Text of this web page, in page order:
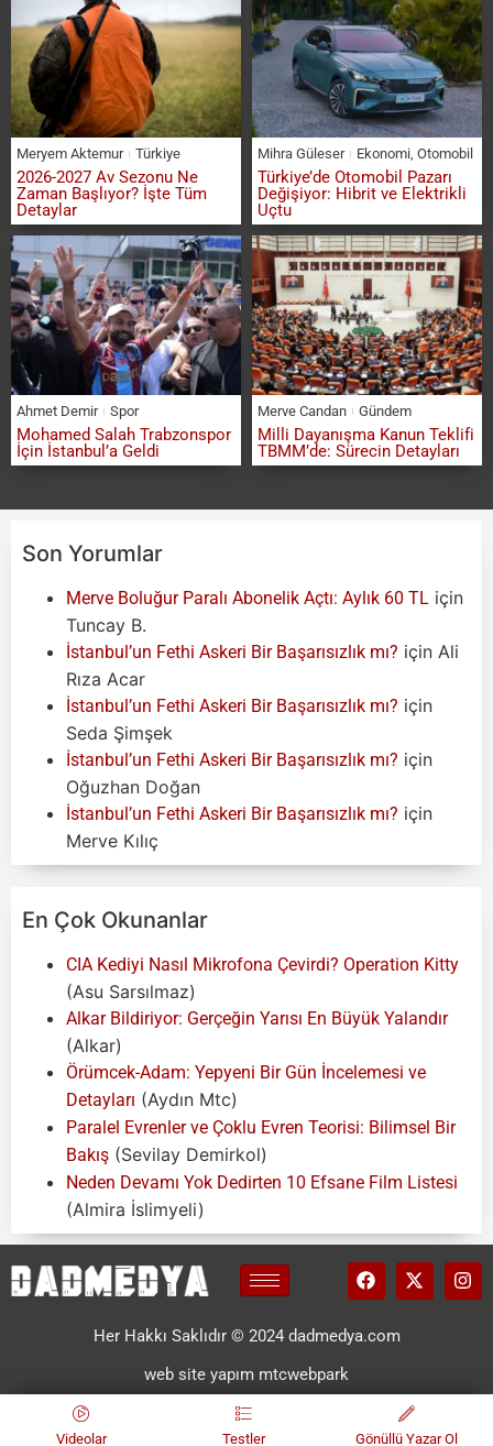
Meryem Aktemur Türkiye
2026-2027 Av Sezonu Ne
Zaman Başlıyor? İşte Tüm
Detaylar
Mihra Güleser Ekonomi, Otomobil
Türkiye’de Otomobil Pazarı
Değişiyor: Hibrit ve Elektrikli
Uçtu
Ahmet Demir Spor
Mohamed Salah Trabzonspor
İçin İstanbul’a Geldi
Merve Candan Gündem
Milli Dayanışma Kanun Teklifi
TBMM’de: Sürecin Detayları
Son Yorumlar
Merve Boluğur Paralı Abonelik Açtı: Aylık 60 TL için
Tuncay B.
İstanbul’un Fethi Askeri Bir Başarısızlık mı? için Ali
Rıza Acar
İstanbul’un Fethi Askeri Bir Başarısızlık mı? için
Seda Şimşek
İstanbul’un Fethi Askeri Bir Başarısızlık mı? için
Oğuzhan Doğan
İstanbul’un Fethi Askeri Bir Başarısızlık mı? için
Merve Kılıç
En Çok Okunanlar
CIA Kediyi Nasıl Mikrofona Çevirdi? Operation Kitty
(Asu Sarsılmaz)
Alkar Bildiriyor: Gerçeğin Yarısı En Büyük Yalandır
(Alkar)
Örümcek-Adam: Yepyeni Bir Gün İncelemesi ve
Detayları (Aydın Mtc)
Paralel Evrenler ve Çoklu Evren Teorisi: Bilimsel Bir
Bakış (Sevilay Demirkol)
Neden Devamı Yok Dedirten 10 Efsane Film Listesi
(Almira İslimyeli)
Her Hakkı Saklıdır © 2024 dadmedya.com
web site yapım mtcwebpark
Videolar Testler Gönüllü Yazar Ol